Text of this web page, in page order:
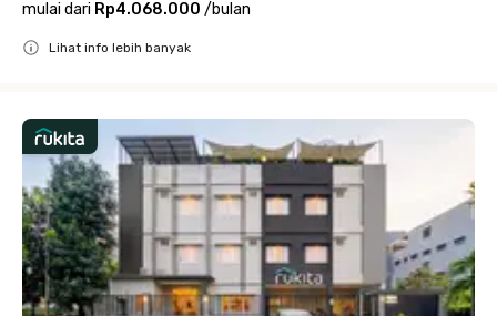
mulai dari Rp4.068.000 /bulan
Lihat info lebih banyak